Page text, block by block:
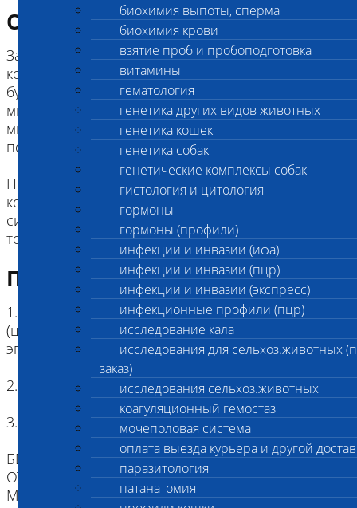
биохимия выпоты, сперма
биохимия крови
взятие проб и пробоподготовка
витамины
гематология
генетика других видов животных
генетика кошек
генетика собак
генетические комплексы собак
гистология и цитология
гормоны
гормоны (профили)
инфекции и инвазии (ифа)
инфекции и инвазии (пцр)
инфекции и инвазии (экспресс)
инфекционные профили (пцр)
исследование кала
исследования для сельхоз.животных
заказ)
исследования сельхоз.животных
коагуляционный гемостаз
мочеполовая система
оплата выезда курьера и другой
паразитология
патанатомия
Описание исследования
Заболевание характеризуется низким уровнем
концентрации ионов калия в сыворотке крови
бурм. Фенотипически проявляется в виде
мышечной слабости (в первую очередь шейных
мышц), связанной с эпизодической либо
постоянной гипокалиемией.
ПОРОДЫ: бурма, австралийский мист, бомбейская
кошка,бурмила,девон-рекс, корниш-рекс,
сингапурская кошка(сингапура), сфинкс, тиффани,
тонкинская кошка
Подготовка к исследованию
1. Кровь (2 мл) в пробирке с антикоагулянтом.
(цитрат натрия, К3ЭДТА, К2ЭДТА) , буккальный
эпителий
2. Копия родословной
3. Наличие клейма или чипа
БЕЗ ИДЕНТИФИКАЦИИ, МЫ НЕ НЕСЕМ
ОТВЕТСТВЕННОСТИ, ЧТО ПРИСЛАННЫЙ
МАТЕРИАЛ ПРИНАДЛЕЖИТ ЖИВОТНОМУ